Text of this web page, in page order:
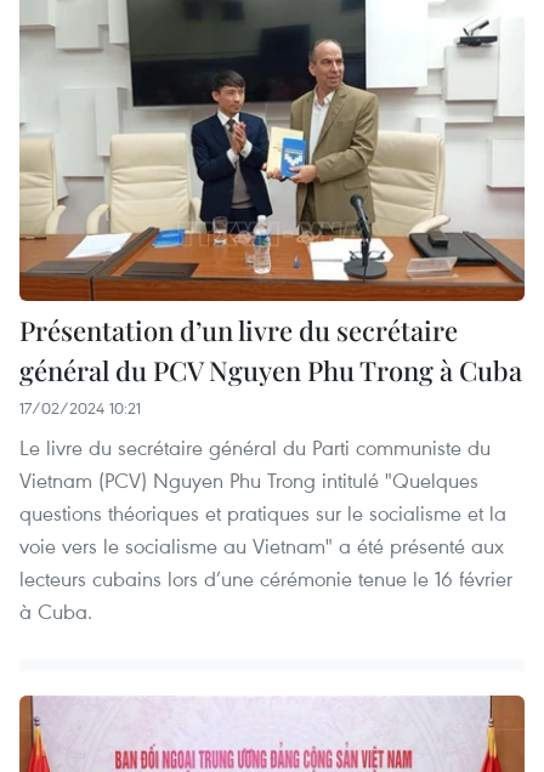
Présentation d’un livre du secrétaire
général du PCV Nguyen Phu Trong à Cuba
17/02/2024 10:21
Le livre du secrétaire général du Parti communiste du
Vietnam (PCV) Nguyen Phu Trong intitulé "Quelques
questions théoriques et pratiques sur le socialisme et la
voie vers le socialisme au Vietnam" a été présenté aux
lecteurs cubains lors d’une cérémonie tenue le 16 février
à Cuba.